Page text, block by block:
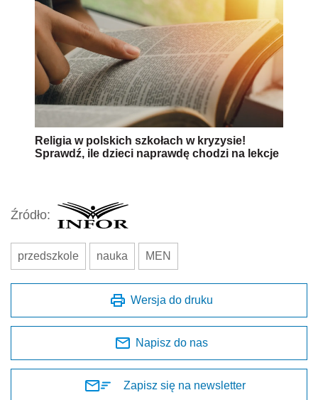
Religia w polskich szkołach w kryzysie!
Sprawdź, ile dzieci naprawdę chodzi na lekcje
Źródło:
przedszkole nauka MEN
Wersja do druku
Napisz do nas
Zapisz się na newsletter